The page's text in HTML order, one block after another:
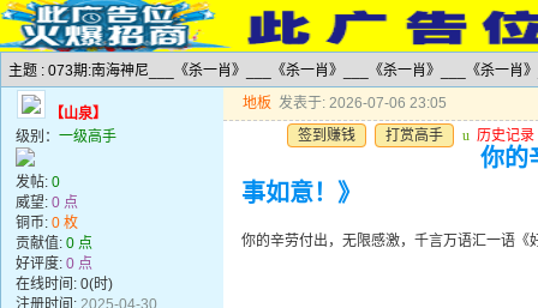
主题 : 073期:南海神尼___《杀一肖》___《杀一肖》___《杀一肖》___《杀一肖
【山泉】
级别： 一级高手
发帖: 0
威望: 0 点
铜币: 0 枚
贡献值: 0 点
好评度: 0 点
在线时间: 0(时)
注册时间: 2025-04-30
地板 发表于: 2026-07-06 23:05
签到赚钱
打赏高手 u 历史记录
你的
事如意！》
你的辛劳付出，无限感激，千言万语汇一语《